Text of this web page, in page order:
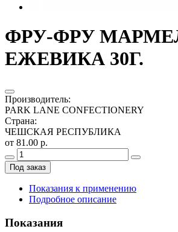
ФРУ-ФРУ
ЕЖЕВИКА 30Г.
Производитель:
PARK LANE CONFECTIONERY
Страна:
ЧЕШСКАЯ РЕСПУБЛИКА
от 81.00 р.
Под заказ
Показания к применению
Подробное описание
Показания